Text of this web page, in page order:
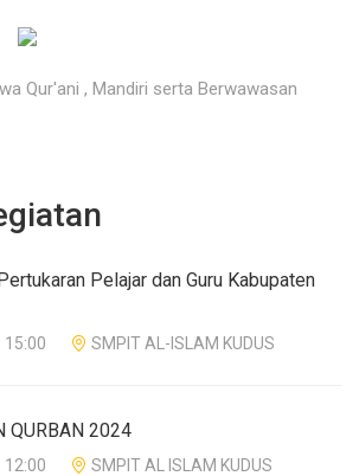
Qur'ani , Mandiri serta Berwawasan
Pelajar dan Guru Kabupaten
15:00 SMPIT AL-ISLAM KUDUS
QURBAN 2024
12:00 SMPIT AL ISLAM KUDUS